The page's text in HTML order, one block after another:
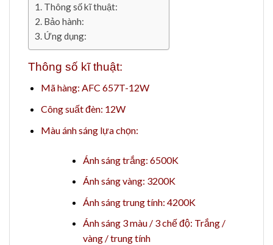
Thông số kĩ thuật:
Bảo hành:
Ứng dụng:
Thông số kĩ thuật:
Mã hàng: AFC 657T-12W
Công suất đèn: 12W
Màu ánh sáng lựa chọn:
Ánh sáng trắng: 6500K
Ánh sáng vàng: 3200K
Ánh sáng trung tính: 4200K
Ánh sáng 3 màu / 3 chế độ: Trắng /
vàng / trung tính